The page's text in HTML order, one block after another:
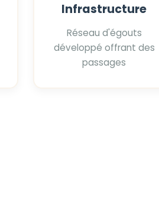
Infrastructure
Réseau d'égouts
développé offrant des
passages